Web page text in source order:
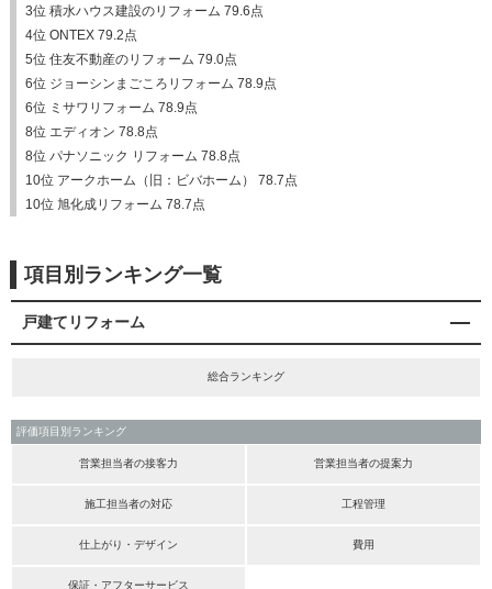
3位 積水ハウス建設のリフォーム 79.6点
4位 ONTEX 79.2点
5位 住友不動産のリフォーム 79.0点
6位 ジョーシンまごころリフォーム 78.9点
6位 ミサワリフォーム 78.9点
8位 エディオン 78.8点
8位 パナソニック リフォーム 78.8点
10位 アークホーム（旧：ビバホーム） 78.7点
10位 旭化成リフォーム 78.7点
項目別ランキング一覧
戸建てリフォーム
総合ランキング
評価項目別ランキング
営業担当者の接客力 営業担当者の提案力
施工担当者の対応 工程管理
仕上がり・デザイン 費用
保証・アフターサービス